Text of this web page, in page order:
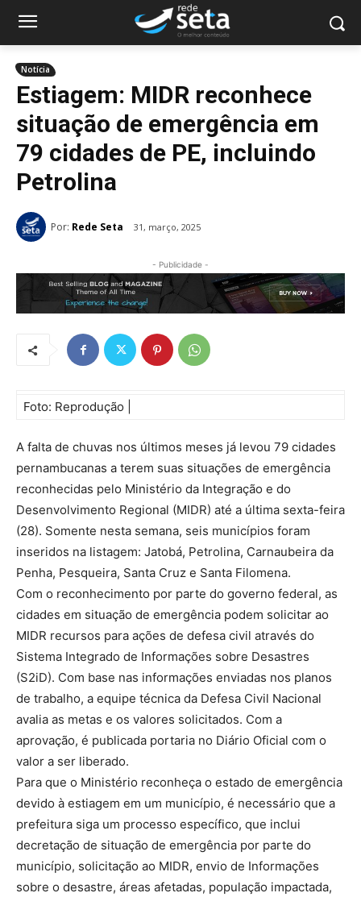
Notícia
Estiagem: MIDR reconhece
situação de emergência em
79 cidades de PE, incluindo
Petrolina
Por: Rede Seta 31, março, 2025
- Publicidade -
Foto: Reprodução |
A falta de chuvas nos últimos meses já levou 79 cidades
pernambucanas a terem suas situações de emergência
reconhecidas pelo Ministério da Integração e do
Desenvolvimento Regional (MIDR) até a última sexta-feira
(28). Somente nesta semana, seis municípios foram
inseridos na listagem: Jatobá, Petrolina, Carnaubeira da
Penha, Pesqueira, Santa Cruz e Santa Filomena.
Com o reconhecimento por parte do governo federal, as
cidades em situação de emergência podem solicitar ao
MIDR recursos para ações de defesa civil através do
Sistema Integrado de Informações sobre Desastres
(S2iD). Com base nas informações enviadas nos planos
de trabalho, a equipe técnica da Defesa Civil Nacional
avalia as metas e os valores solicitados. Com a
aprovação, é publicada portaria no Diário Oficial com o
valor a ser liberado.
Para que o Ministério reconheça o estado de emergência
devido à estiagem em um município, é necessário que a
prefeitura siga um processo específico, que inclui
decretação de situação de emergência por parte do
município, solicitação ao MIDR, envio de Informações
sobre o desastre, áreas afetadas, população impactada,